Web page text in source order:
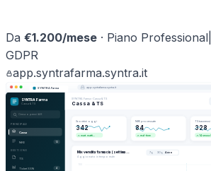
Da €1.200/mese · Piano Professional
GDPR
app.syntrafarma.syntra.it
SYNTRA Farma app.syntrafarma.syntra.it
SYNTRA Farma
Cassa & TS
Cerca o premi ⌘K
PRINCIPALE
Cassa
NRE 12
GESTIONE
TS
Ticket SSN 4
SYNTRA Farma ›Cassa & TS
Cassa & TS
Scontrini oggi
342
mart. matti…
NRE processate
84
real-time
TS trasmessi
328
14 senza
Mix vendita farmacia (settima…
Aggiornato in tempo reale
7g 30g Anno